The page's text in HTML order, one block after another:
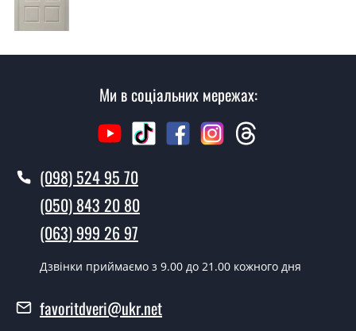
консультації Ви можете оформити заявку, не
Ви робите установку дверних
Так робимо. Монтаж дверних полотен проводиться
згідно з чергою, у всі дні крім неділі.
Скільки коштує встановлення дверей
G06?
Можна на сьогодні викликати
Ми в соціальних мережах:
(098) 524 95 70
(050) 843 20 80
(063) 999 26 97
Дзвінки приймаємо з 9.00 до 21.00 кожного дня
favoritdveri@ukr.net